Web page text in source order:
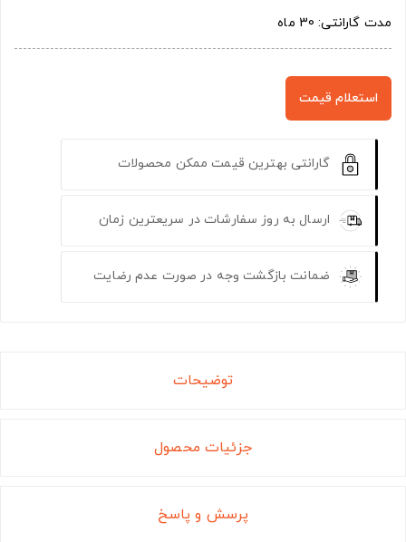
مدت گارانتی: 30 ماه
استعلام قیمت
گارانتی بهترین قیمت ممکن محصولات
ارسال به روز سفارشات در سریعترین زمان
ضمانت بازگشت وجه در صورت عدم رضایت
توضیحات
جزئیات محصول
پرسش و پاسخ